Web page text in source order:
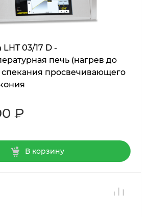
03/17 D -
печь (нагрев до
спекания просвечивающего
₽
В корзину